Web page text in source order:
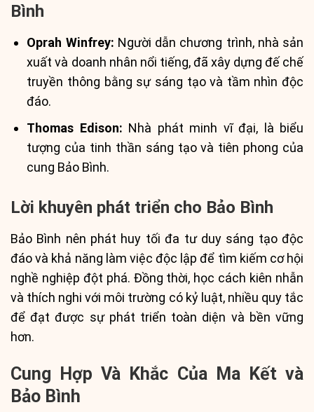
Bình
Oprah Winfrey: Người dẫn chương trình, nhà sản
xuất và doanh nhân nổi tiếng, đã xây dựng đế chế
truyền thông bằng sự sáng tạo và tầm nhìn độc
đáo.
Thomas Edison: Nhà phát minh vĩ đại, là biểu
tượng của tinh thần sáng tạo và tiên phong của
cung Bảo Bình.
Lời khuyên phát triển cho Bảo Bình
Bảo Bình nên phát huy tối đa tư duy sáng tạo độc
đáo và khả năng làm việc độc lập để tìm kiếm cơ hội
nghề nghiệp đột phá. Đồng thời, học cách kiên nhẫn
và thích nghi với môi trường có kỷ luật, nhiều quy tắc
để đạt được sự phát triển toàn diện và bền vững
hơn.
Cung Hợp Và Khắc Của Ma Kết và
Bảo Bình